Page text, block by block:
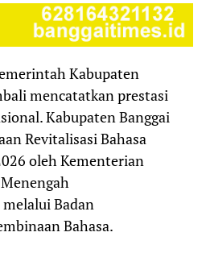
Kabupaten
mencatatkan prestasi
Kabupaten Banggai
Revitalisasi Bahasa
oleh Kementerian
Badan
Bahasa.